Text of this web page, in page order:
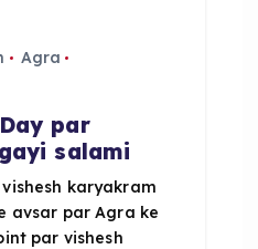
Agra
par
salami
karyakram
avsar par Agra ke
par vishesh